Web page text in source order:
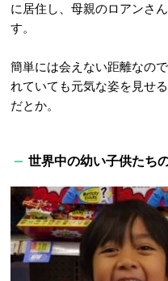
に居住し、母親のロアンさ
す。
簡単には会えない距離なの
れていても元気な姿を見せ
だとか。
世界中の幼い子供たち